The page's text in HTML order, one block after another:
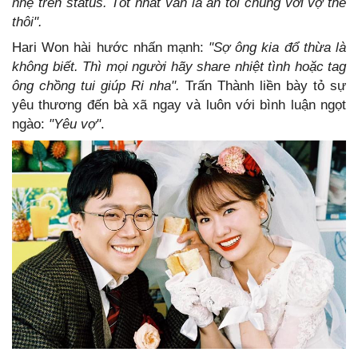
thôi".
Hari Won hài hước nhấn mạnh: "Sợ ông kia đổ thừa là
không biết. Thì mọi người hãy share nhiệt tình hoặc tag
ông chồng tui giúp Ri nha". Trấn Thành liền bày tỏ sự
yêu thương đến bà xã ngay và luôn với bình luận ngọt
ngào: "Yêu vợ".